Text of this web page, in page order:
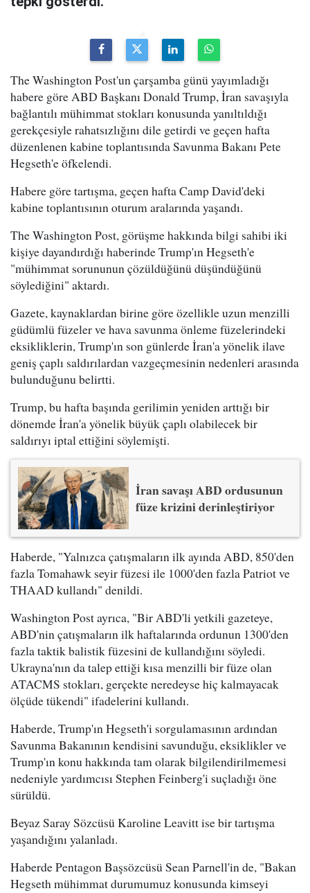
The Washington Post'un çarşamba günü yayımladığı
habere göre ABD Başkanı Donald Trump, İran savaşıyla
bağlantılı mühimmat stokları konusunda yanıltıldığı
gerekçesiyle rahatsızlığını dile getirdi ve geçen hafta
düzenlenen kabine toplantısında Savunma Bakanı Pete
Hegseth'e öfkelendi.
Habere göre tartışma, geçen hafta Camp David'deki
kabine toplantısının oturum aralarında yaşandı.
The Washington Post, görüşme hakkında bilgi sahibi iki
kişiye dayandırdığı haberinde Trump'ın Hegseth'e
"mühimmat sorununun çözüldüğünü düşündüğünü
söylediğini" aktardı.
Gazete, kaynaklardan birine göre özellikle uzun menzilli
güdümlü füzeler ve hava savunma önleme füzelerindeki
eksikliklerin, Trump'ın son günlerde İran'a yönelik ilave
geniş çaplı saldırılardan vazgeçmesinin nedenleri arasında
bulunduğunu belirtti.
Trump, bu hafta başında gerilimin yeniden arttığı bir
dönemde İran'a yönelik büyük çaplı olabilecek bir
saldırıyı iptal ettiğini söylemişti.
İran savaşı ABD ordusunun
füze krizini derinleştiriyor
Haberde, "Yalnızca çatışmaların ilk ayında ABD, 850'den
fazla Tomahawk seyir füzesi ile 1000'den fazla Patriot ve
THAAD kullandı" denildi.
Washington Post ayrıca, "Bir ABD'li yetkili gazeteye,
ABD'nin çatışmaların ilk haftalarında ordunun 1300'den
fazla taktik balistik füzesini de kullandığını söyledi.
Ukrayna'nın da talep ettiği kısa menzilli bir füze olan
ATACMS stokları, gerçekte neredeyse hiç kalmayacak
ölçüde tükendi" ifadelerini kullandı.
Haberde, Trump'ın Hegseth'i sorgulamasının ardından
Savunma Bakanının kendisini savunduğu, eksiklikler ve
Trump'ın konu hakkında tam olarak bilgilendirilmemesi
nedeniyle yardımcısı Stephen Feinberg'i suçladığı öne
sürüldü.
Beyaz Saray Sözcüsü Karoline Leavitt ise bir tartışma
yaşandığını yalanladı.
Haberde Pentagon Başsözcüsü Sean Parnell'in de, "Bakan
Hegseth mühimmat durumumuz konusunda kimseyi